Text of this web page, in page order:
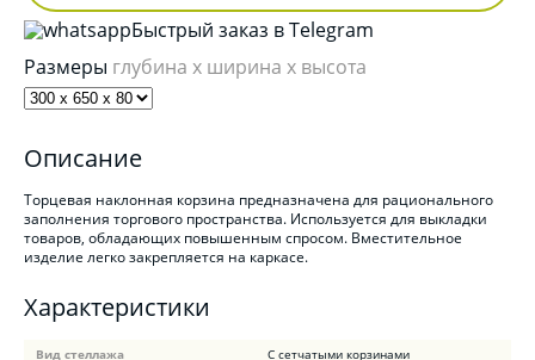
Быстрый заказ в Telegram
Размеры глубина x ширина x высота
Описание
Торцевая наклонная корзина предназначена для рационального
заполнения торгового пространства. Используется для выкладки
товаров, обладающих повышенным спросом. Вместительное
изделие легко закрепляется на каркасе.
Характеристики
Вид стеллажа
С сетчатыми корзинами